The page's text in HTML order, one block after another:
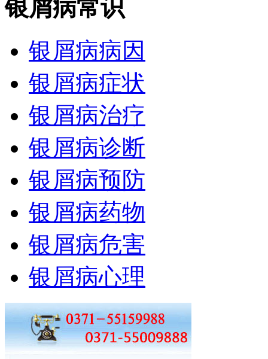
银屑病常识
银屑病病因
银屑病症状
银屑病治疗
银屑病诊断
银屑病预防
银屑病药物
银屑病危害
银屑病心理